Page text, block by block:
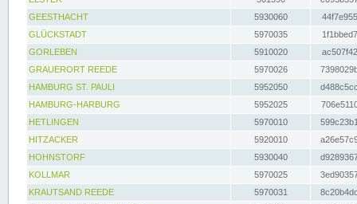
GEESTHACHT
5930060
GLÜCKSTADT
5970035
GORLEBEN
5910020
GRAUERORT REEDE
5970026
HAMBURG ST. PAULI
5952050
HAMBURG-HARBURG
5952025
HETLINGEN
5970010
HITZACKER
5920010
HOHNSTORF
5930040
KOLLMAR
5970025
KRAUTSAND REEDE
5970031